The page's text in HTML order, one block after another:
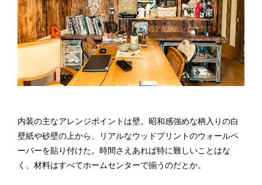
内装の主なアレンジポイントは壁。昭和感強めな柄入りの白
壁紙や砂壁の上から、リアルなウッドプリントのウォールペ
ーパーを貼り付けた。時間さえあれば特に難しいことはな
く、材料はすべてホームセンターで揃うのだとか。